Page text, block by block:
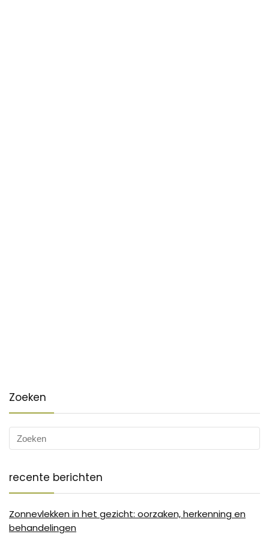
Zoeken
recente berichten
Zonnevlekken in het gezicht: oorzaken, herkenning en
behandelingen